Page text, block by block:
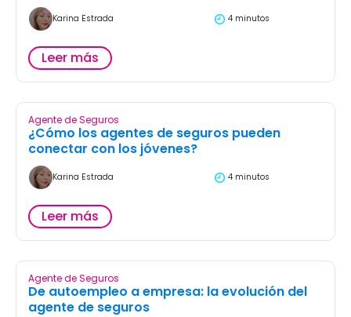
Karina Estrada 4 minutos
Leer más
Agente de Seguros
¿Cómo los agentes de seguros pueden
conectar con los jóvenes?
Karina Estrada 4 minutos
Leer más
Agente de Seguros
De autoempleo a empresa: la evolución del
agente de seguros